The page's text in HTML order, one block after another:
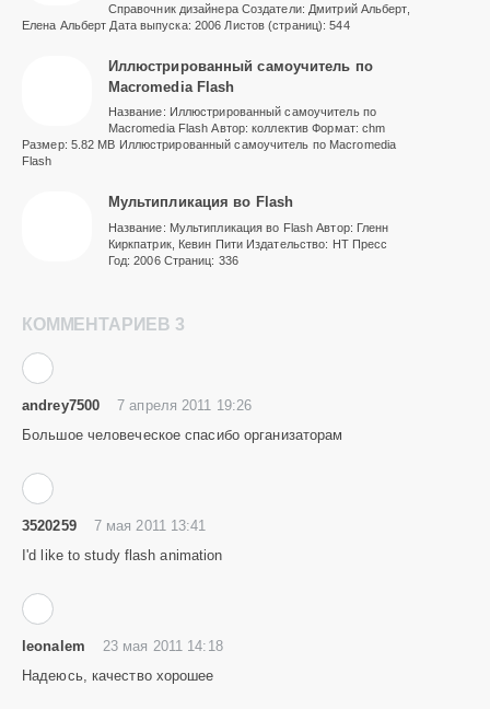
Справочник дизайнера Создатели: Дмитрий Альберт,
Елена Альберт Дата выпуска: 2006 Листов (страниц): 544
Иллюстрированный самоучитель по
Macromedia Flash
Название: Иллюстрированный самоучитель по
Macromedia Flash Автор: коллектив Формат: chm
Размер: 5.82 MB Иллюстрированный самоучитель по Macromedia
Flash
Мультипликация во Flash
Название: Мультипликация во Flash Автор: Гленн
Киркпатрик, Кевин Пити Издательство: НТ Пресс
Год: 2006 Страниц: 336
КОММЕНТАРИЕВ 3
andrey7500
7 апреля 2011 19:26
Большое человеческое спасибо организаторам
3520259
7 мая 2011 13:41
I'd like to study flash animation
leonalem
23 мая 2011 14:18
Надеюсь, качество хорошее